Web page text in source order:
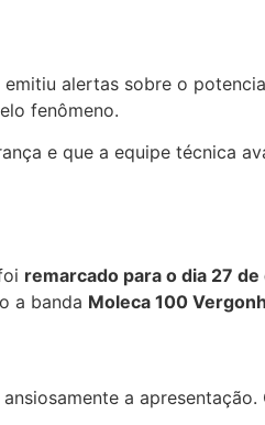
emitiu alertas sobre o
fenômeno.
e que a equipe técnica
remarcado para o dia 27
a banda Moleca 100
a